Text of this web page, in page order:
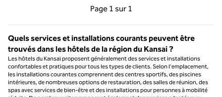
Page 1 sur 1
Page précédente, 1 sur 1
Page 1 sur 1
Quels services et installations courants peuvent être
trouvés dans les hôtels de la région du Kansai ?
Les hôtels du Kansai proposent généralement des services et installations
confortables et pratiques pour tous les types de clients. Selon l'emplacement,
les installations courantes comprennent des centres sportifs, des piscines
intérieures, de nombreuses options de restauration, des salles de réunion, des
spas avec services de bien-être et des installations pour personnes à mobilité